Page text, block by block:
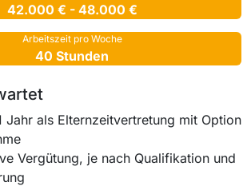
42.000 € - 48.000 €
Arbeitszeit pro Woche
40 Stunden
Jahr als Elternzeitvertretung mit Option
Vergütung, je nach Qualifikation und